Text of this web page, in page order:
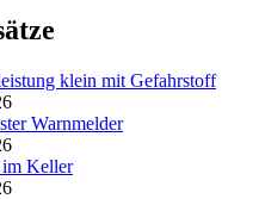
klein mit Gefahrstoff
Warnmelder
im Keller